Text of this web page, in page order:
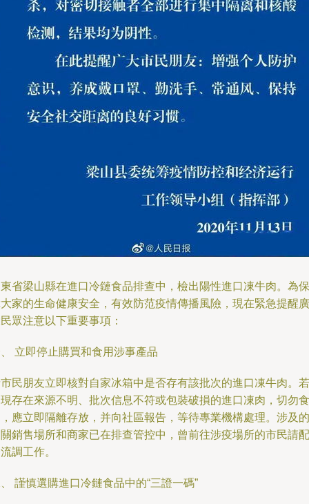
省梁山縣在進口冷鏈食品排查中，檢出陽性進口凍牛肉。為保
家的生命健康安全，有效防范疫情傳播風險，現在緊急提醒廣
眾注意以下重要事項：
立即停止購買和食用涉事產品
民朋友立即核對自家冰箱中是否存有該批次的進口凍牛肉。若
存在來源不明、批次信息不符或包裝破損的進口凍肉，切勿食
應立即隔離存放，并向社區報告，等待專業機構處理。涉及的
銷售場所和商家已在排查管控中，曾前往涉疫場所的市民請配
調工作。
謹慎選購進口冷鏈食品中的“三證一碼”